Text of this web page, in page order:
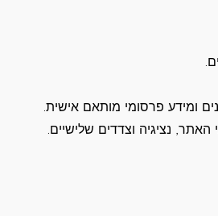
ומידע פרסומי מותאם אישית.
האתר, נציגיה וצדדים שלישיים.